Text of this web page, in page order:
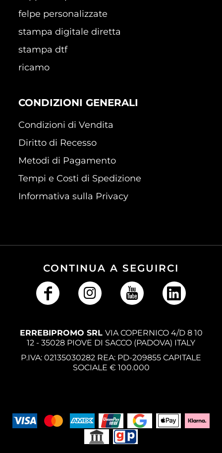
felpe personalizzate
stampa digitale diretta
stampa dtf
ricamo
CONDIZIONI GENERALI
Condizioni di Vendita
Diritto di Recesso
Metodi di Pagamento
Tempi e Costi di Spedizione
Informativa sulla Privacy
CONTINUA A SEGUIRCI
ERREBIPROMO SRL VIA COPERNICO 4/D 8 10
12 - 35028 PIOVE DI SACCO (PADOVA) ITALY
P.IVA: 02135030282 REA: PD-209855 CAPITALE
SOCIALE € 100.000